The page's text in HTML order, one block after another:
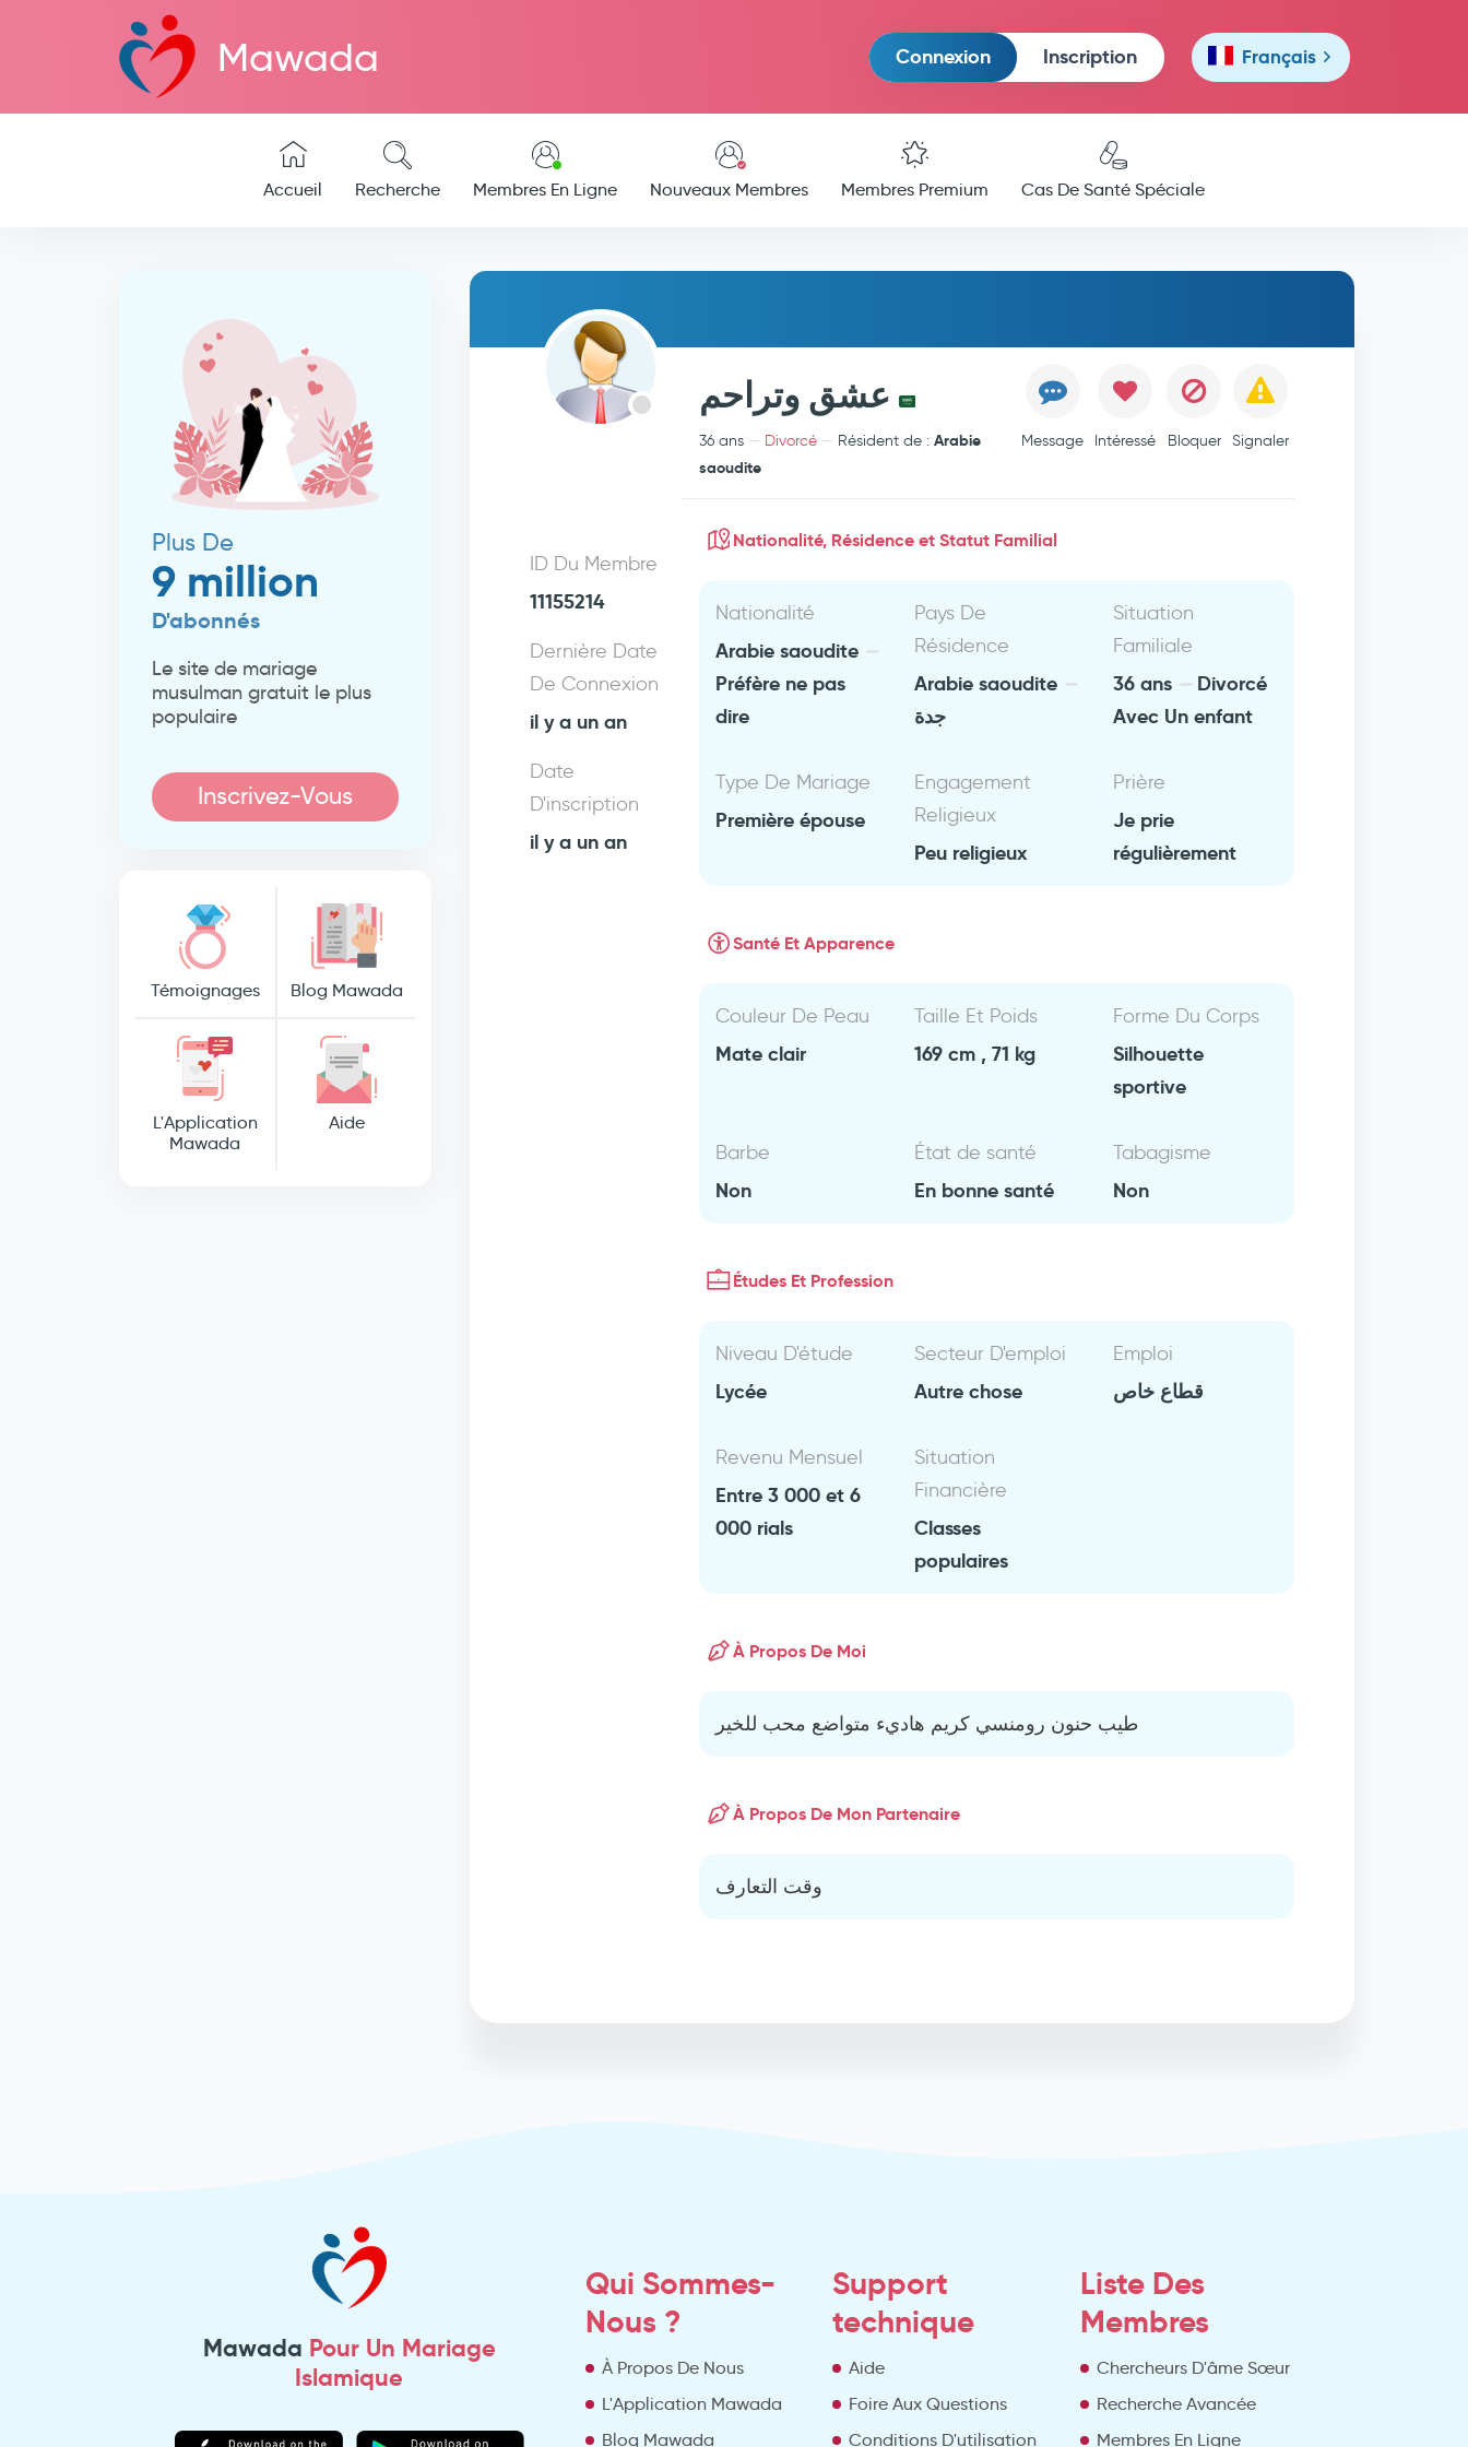
Mawada Connexion Inscription Français
Accueil Recherche Membres En Ligne Nouveaux Membres Membres Premium Cas De Santé Spéciale
Plus De
9 million
D'abonnés
Le site de mariage
musulman gratuit le plus
populaire
Inscrivez-Vous
Témoignages Blog Mawada
L'Application
Mawada
Aide
عشق وتراحم
36 ans Divorcé Résident de :Arabie
saoudite
Message Intéressé Bloquer Signaler
ID Du Membre
11155214
Dernière Date
De Connexion
il y a un an
Date
D'inscription
il y a un an
Nationalité, Résidence et Statut Familial
Nationalité
Arabie saoudite
Préfère ne pas
dire
Pays De
Résidence
Arabie saoudite
جدة
Situation
Familiale
36 ans
Divorcé
Avec Un enfant
Type De Mariage
Première épouse
Engagement
Religieux
Peu religieux
Prière
Je prie
régulièrement
Santé Et Apparence
Couleur De Peau
Mate clair
Taille Et Poids
169 cm , 71 kg
Forme Du Corps
Silhouette
sportive
Barbe
Non
État de santé
En bonne santé
Tabagisme
Non
Études Et Profession
Niveau D'étude
Lycée
Secteur D'emploi
Autre chose
Emploi
قطاع خاص
Revenu Mensuel
Entre 3 000 et 6
000 rials
Situation
Financière
Classes
populaires
À Propos De Moi
طيب حنون رومنسي كريم هاديء متواضع محب للخير
À Propos De Mon Partenaire
وقت التعارف
Mawada Pour Un Mariage
Islamique
Qui Sommes-
Nous ?
À Propos De Nous
L'Application Mawada
Blog Mawada
Support
technique
Aide
Foire Aux Questions
Conditions D'utilisation
Liste Des
Membres
Chercheurs D'âme Sœur
Recherche Avancée
Membres En Ligne